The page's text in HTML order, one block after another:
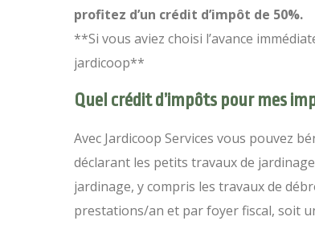
profitez d’un crédit d’impôt de 50%.
**Si vous aviez choisi l’avance
jardicoop**
Quel crédit d’impôts pour mes
Avec Jardicoop Services vous pouvez
déclarant les petits travaux de
jardinage, y compris les travaux de
prestations/an et par foyer fiscal, soit